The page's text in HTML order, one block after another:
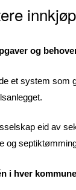
og
et system som
eid av
og
i hver